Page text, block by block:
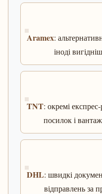
Aramex:
іноді
TNT: окремі
посилок і
DHL: швидкі
відправлень за